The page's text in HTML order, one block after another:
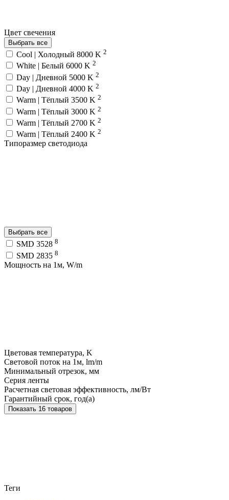
Цвет свечения
Выбрать все
Cool | Холодный 8000 K 2
White | Белый 6000 K 2
Day | Дневной 5000 K 2
Day | Дневной 4000 K 2
Warm | Тёплый 3500 K 2
Warm | Тёплый 3000 K 2
Warm | Тёплый 2700 K 2
Warm | Тёплый 2400 K 2
Типоразмер светодиода
Выбрать все
SMD 3528 8
SMD 2835 8
Мощность на 1м, W/m
Цветовая температура, K
Световой поток на 1м, lm/m
Минимальный отрезок, мм
Серия ленты
Расчетная световая эффективность, лм/Вт
Гарантийный срок, год(а)
Показать 16 товаров
Теги